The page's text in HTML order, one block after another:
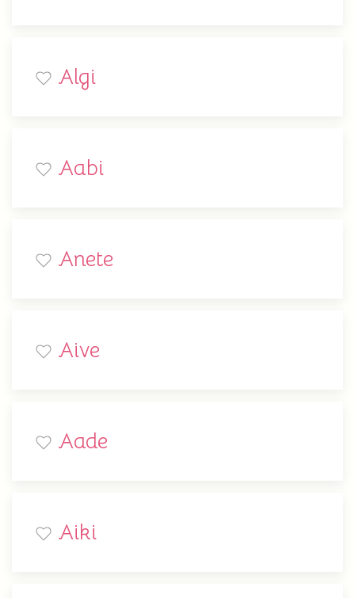
Algi
Aabi
Anete
Aive
Aade
Aiki